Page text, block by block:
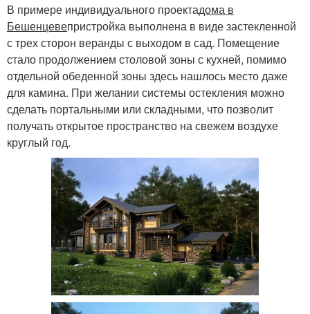
В примере индивидуального проектадома в
Бешенцевепристройка выполнена в виде застекленной
с трех сторон веранды с выходом в сад. Помещение
стало продолжением столовой зоны с кухней, помимо
отдельной обеденной зоны здесь нашлось место даже
для камина. При желании системы остекления можно
сделать портальными или складными, что позволит
получать открытое пространство на свежем воздухе
круглый год.